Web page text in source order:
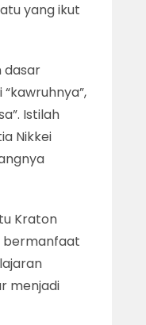
yang ikut
dasar
Istilah
Nikkei
Kraton
bermanfaat
menjadi